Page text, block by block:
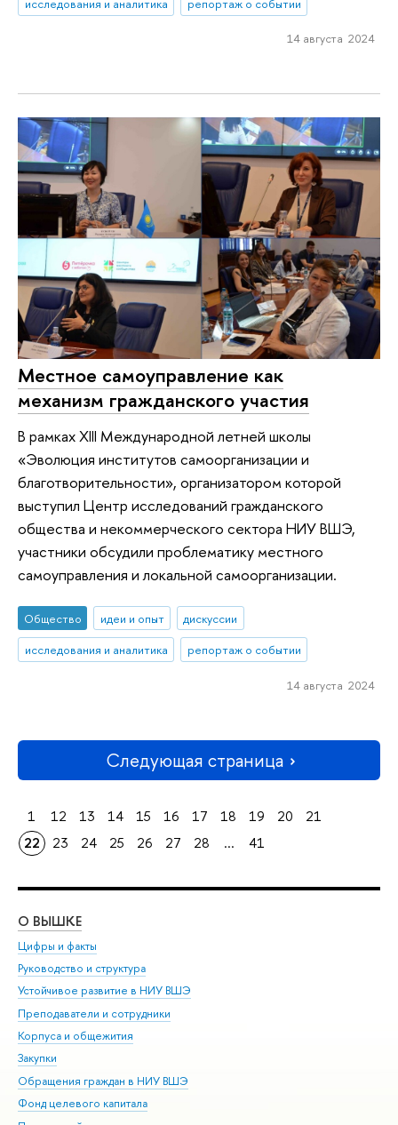
исследования и аналитика
репортаж о событии
14 августа 2024
Местное самоуправление как
механизм гражданского участия
В рамках XIII Международной летней школы
«Эволюция институтов самоорганизации и
благотворительности», организатором которой
выступил Центр исследований гражданского
общества и некоммерческого сектора НИУ ВШЭ,
участники обсудили проблематику местного
самоуправления и локальной самоорганизации.
Общество идеи и опыт
дискуссии
исследования и аналитика
репортаж о событии
14 августа 2024
Следующая страница
1 12 13 14 15 16 17 18 19 20
21
22
23 24 25 26 27 28 ... 41
О ВЫШКЕ
Цифры и факты
Руководство и структура
Устойчивое развитие в НИУ ВШЭ
Преподаватели и сотрудники
Корпуса и общежития
Закупки
Обращения граждан в НИУ ВШЭ
Фонд целевого капитала